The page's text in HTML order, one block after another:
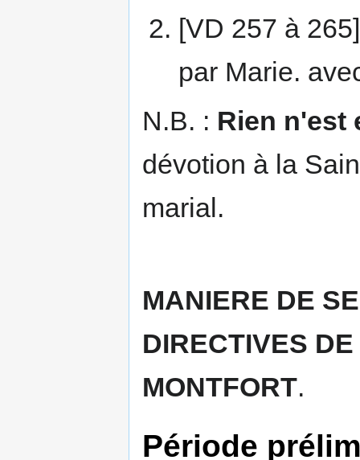
[VD 257 à
par Marie.
N.B. : Rien n'est
dévotion à la
marial.
MANIERE DE
DIRECTIVES
MONTFORT.
Période